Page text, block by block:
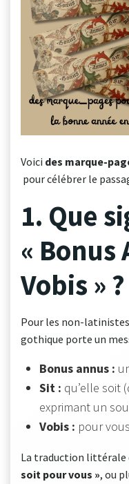
Voici des marque-
pour célébrer le
1. Que
« Bonus
Vobis » ?
Pour les non-
gothique porte un
Bonus annus :
Sit : qu’elle soit
exprimant un
Vobis : pour
La traduction littérale
soit pour vous », ou